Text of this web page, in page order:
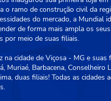
o ramo de construção civil da
do mercado, a Mundial
de forma mais ampla os
por meio de suas filiais.
cidade de Viçosa - MG e suas
Muriaé, Barbacena, Conselheiro
duas filiais! Todas as cidades